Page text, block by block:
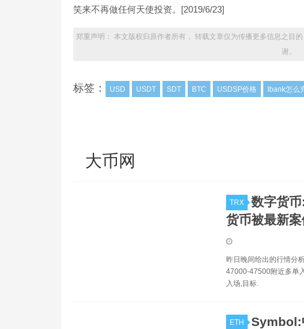
笑来不再做任何天使投资。[2019/6/23]
郑重声明： 本文版权归原作者所有， 转载文章仅为传播更多信息之目
谢。
标签： USD USDT SDT BTC USDSP价格 lbank怎么
大币网
TRX
数字货
货币被最新案
昨日晚间给出的行情分
47000-47500附近多单
入场,目标.
ETH
Symbol: